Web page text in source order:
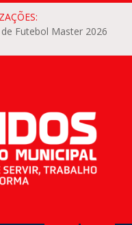
Futebol Master 2026